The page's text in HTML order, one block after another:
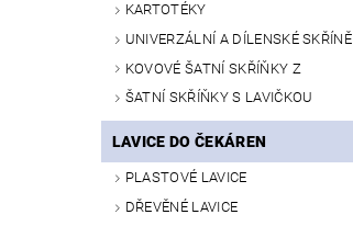
KARTOTÉKY
UNIVERZÁLNÍ A DÍLENSKÉ SKŘÍNĚ
KOVOVÉ ŠATNÍ SKŘÍŇKY Z
ŠATNÍ SKŘÍŇKY S LAVIČKOU
LAVICE DO ČEKÁREN
PLASTOVÉ LAVICE
DŘEVĚNÉ LAVICE